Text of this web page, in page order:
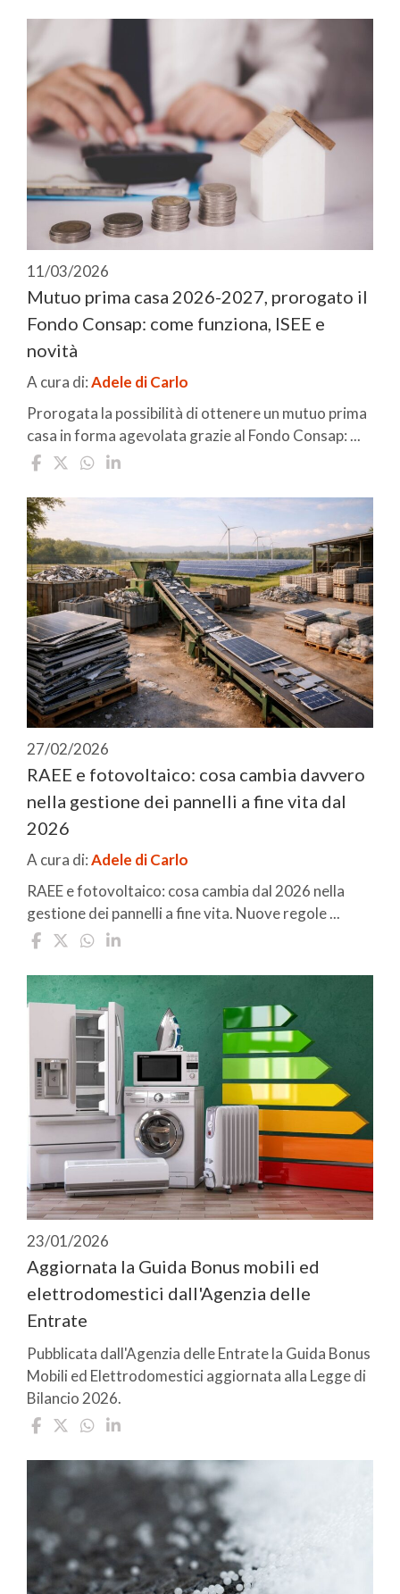
11/03/2026
Mutuo prima casa 2026-2027, prorogato il
Fondo Consap: come funziona, ISEE e
novità
A cura di:Adele di Carlo
Prorogata la possibilità di ottenere un mutuo prima
casa in forma agevolata grazie al Fondo Consap: ...
27/02/2026
RAEE e fotovoltaico: cosa cambia davvero
nella gestione dei pannelli a fine vita dal
2026
A cura di:Adele di Carlo
RAEE e fotovoltaico: cosa cambia dal 2026 nella
gestione dei pannelli a fine vita. Nuove regole ...
23/01/2026
Aggiornata la Guida Bonus mobili ed
elettrodomestici dall'Agenzia delle
Entrate
Pubblicata dall'Agenzia delle Entrate la Guida Bonus
Mobili ed Elettrodomestici aggiornata alla Legge di
Bilancio 2026.